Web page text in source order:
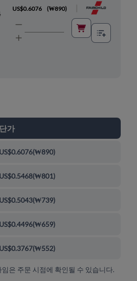
US$0.6076 (₩890)
단가
US$0.6076(₩890)
US$0.5468(₩801)
US$0.5043(₩739)
US$0.4496(₩659)
US$0.3767(₩552)
은 주문 시점에 확인될 수 있습니다.